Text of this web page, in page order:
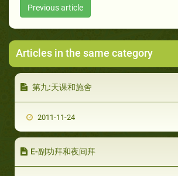
Previous article
Articles in the same category
第九:天课和施舍
2011-11-24
E-副功拜和夜间拜